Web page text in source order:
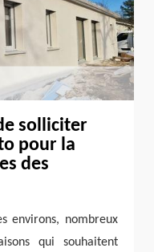
solliciter
pour la
des
environs, nombreux
qui souhaitent